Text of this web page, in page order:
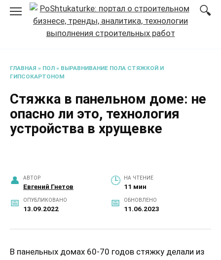
Перейти
содержанию
ГЛАВНАЯ » ПОЛ » ВЫРАВНИВАНИЕ ПОЛА СТЯЖКОЙ И
ГИПСОКАРТОНОМ
Стяжка в панельном доме: не
опасно ли это, технология
устройства в хрущевке
АВТОР
Евгений Гнетов
НА ЧТЕНИЕ
11 мин
ОПУБЛИКОВАНО
13.09.2022
ОБНОВЛЕНО
11.06.2023
В панельных домах 60-70 годов стяжку делали из